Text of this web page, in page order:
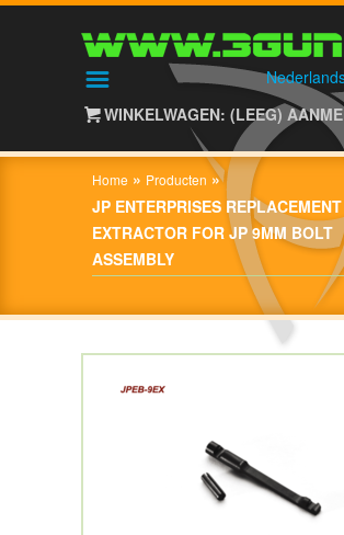
3GUN
CONTACT
WINKELWAGEN: (LEEG)
Home » Producten »
JP ENTERPRISES REPLACEMENT
EXTRACTOR FOR JP 9MM BOLT
ASSEMBLY